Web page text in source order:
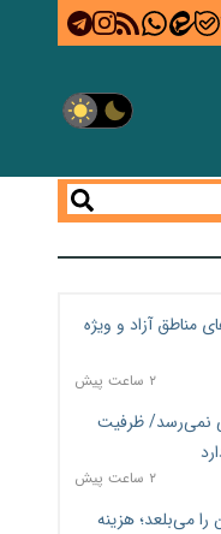
مناطق آزاد و ویژه
۲ ساعت پیش
نمی‌رسد/ ظرفیت
۲ ساعت پیش
را می‌بلعد؛ هزینه